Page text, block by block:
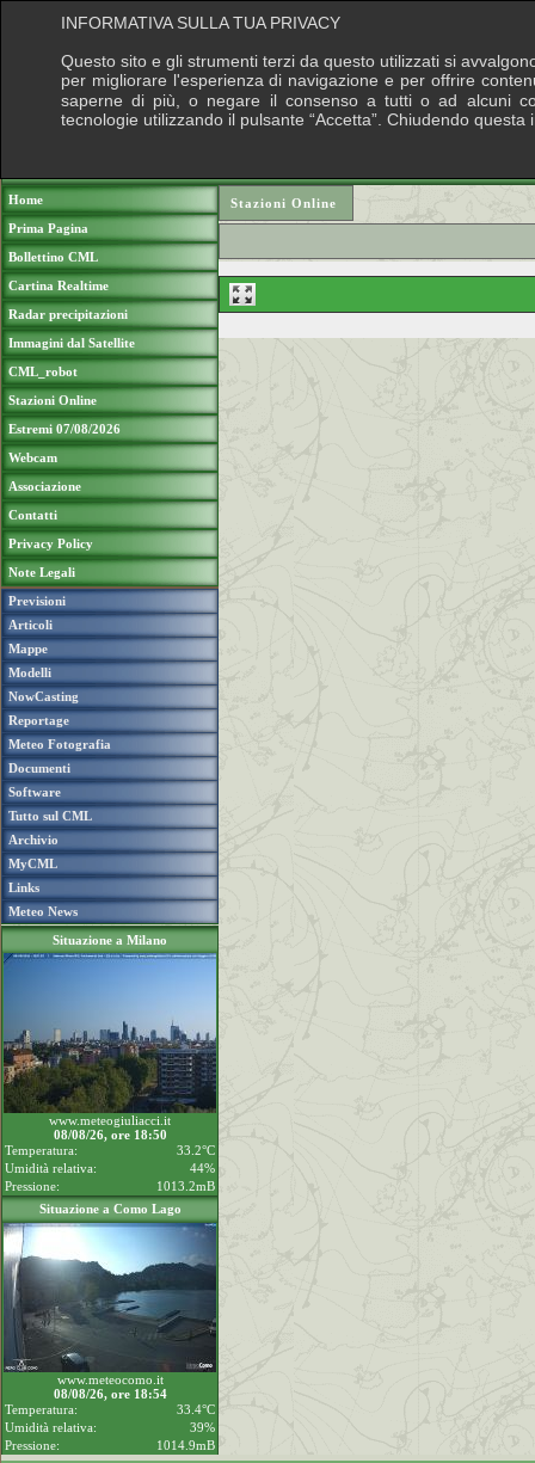
Home
Prima Pagina
Bollettino CML
Cartina Realtime
Radar precipitazioni
Immagini dal Satellite
CML_robot
Stazioni Online
Estremi 07/08/2026
Webcam
Associazione
Contatti
Privacy Policy
Note Legali
Previsioni
Articoli
Mappe
Modelli
NowCasting
Reportage
Meteo Fotografia
Documenti
Software
Tutto sul CML
Archivio
MyCML
Links
Meteo News
Situazione a Milano
www.meteogiuliacci.it
08/08/26, ore 18:50
Temperatura:
33.2°C
Umidità relativa:
44%
Pressione:
1013.2mB
Situazione a Como Lago
www.meteocomo.it
08/08/26, ore 18:54
Temperatura:
33.4°C
Umidità relativa:
39%
Pressione:
1014.9mB
Stazioni Online
INFORMATIVA SULLA TUA PRIVACY
Questo sito e gli strumenti terzi da questo utilizzati si
per migliorare l'esperienza di navigazione e per offrire
saperne di più, o negare il consenso a tutti o ad alcuni
tecnologie utilizzando il pulsante “Accetta”. Chiudendo